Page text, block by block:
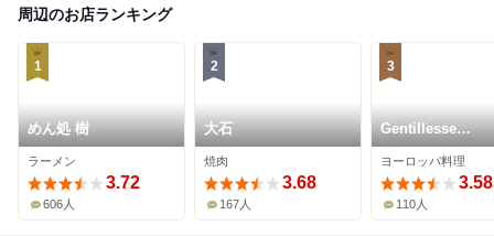
周辺のお店ランキング
1
めん処 樹
ラーメン
3.72
606人
2
大石
焼肉
3.68
167人
3
Gentillesse
KOMACHI
ヨーロッパ料理
3.58
110人